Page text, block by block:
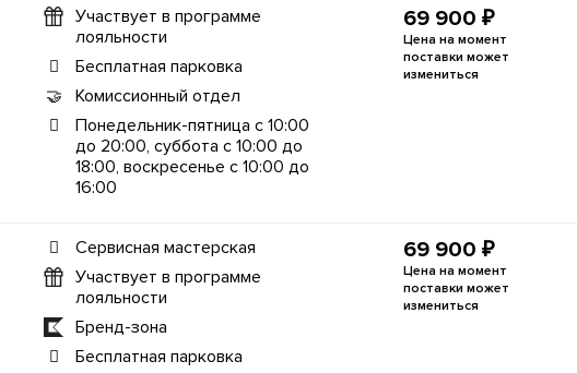
Участвует в программе
лояльности
Бесплатная парковка
Комиссионный отдел
Понедельник-пятница с 10:00
до 20:00, суббота с 10:00 до
18:00, воскресенье с 10:00 до
16:00
69 900 ₽
Цена на момент
поставки может
измениться
Сервисная мастерская
Участвует в программе
лояльности
Бренд-зона
Бесплатная парковка
69 900 ₽
Цена на момент
поставки может
измениться